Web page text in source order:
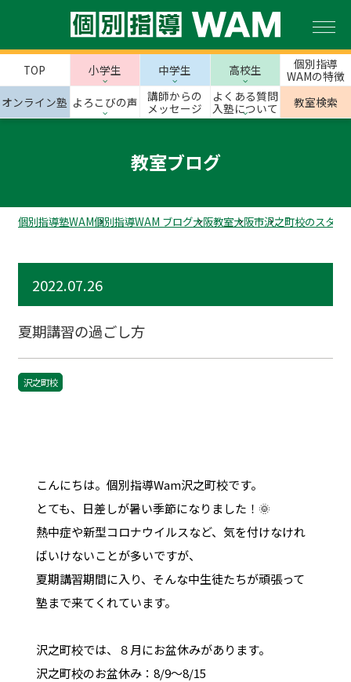
TOP 小学生 中学生 高校生
個別指導
WAMの特徴
オンライン塾 よろこびの声
講師からの
メッセージ
よくある質問
入塾について
教室検索
教室ブログ
個別指導塾WAM個別指導WAM ブログ大阪教室大阪市沢之町校のスタッ
2022.07.26
夏期講習の過ごし方
沢之町校
こんにちは。個別指導Wam沢之町校です。
とても、日差しが暑い季節になりました！🌞
熱中症や新型コロナウイルスなど、気を付けなけれ
ばいけないことが多いですが、
夏期講習期間に入り、そんな中生徒たちが頑張って
塾まで来てくれています。
沢之町校では、８月にお盆休みがあります。
沢之町校のお盆休み：8/9～8/15